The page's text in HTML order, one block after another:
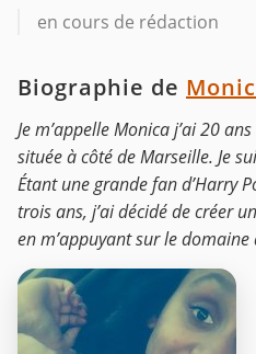
en cours de rédaction
Biographie de
Je m’appelle Monica j’ai 20
située à côté de Marseille. Je
Étant une grande fan d’Harry
trois ans, j’ai décidé de créer
en m’appuyant sur le domaine